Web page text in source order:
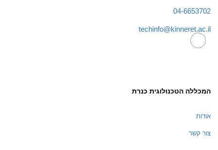
04-6653702
techinfo@kinneret.ac.il
המכללה הטכנולוגית כנרת
אודות
צור קשר